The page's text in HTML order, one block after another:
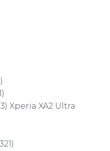
Xperia XA2 Ultra